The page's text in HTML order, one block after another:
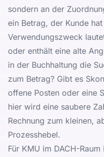
sondern an der
ein Betrag, der Kunde
Verwendungszweck
oder enthält eine alte
in der Buchhaltung die
zum Betrag? Gibt es
offene Posten oder eine
hier wird eine saubere
Rechnung zum kleinen,
Prozesshebel.
Für KMU im DACH-